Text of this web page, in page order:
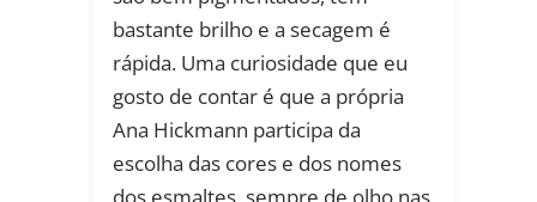
bastante brilho e a secagem é
rápida. Uma curiosidade que eu
gosto de contar é que a própria
Ana Hickmann participa da
escolha das cores e dos nomes